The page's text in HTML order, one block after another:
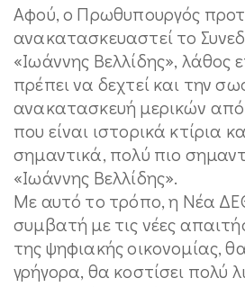
Αφού, ο Πρωθυπουργός
ανακατασκευαστεί το
«Ιωάννης Βελλίδης», λάθος
πρέπει να δεχτεί και την
ανακατασκευή μερικών
που είναι ιστορικά κτίρια
σημαντικά, πολύ πιο
«Ιωάννης Βελλίδης».
Με αυτό το τρόπο, η Νέα
συμβατή με τις νέες
της ψηφιακής οικονομίας, θα
γρήγορα, θα κοστίσει πολύ